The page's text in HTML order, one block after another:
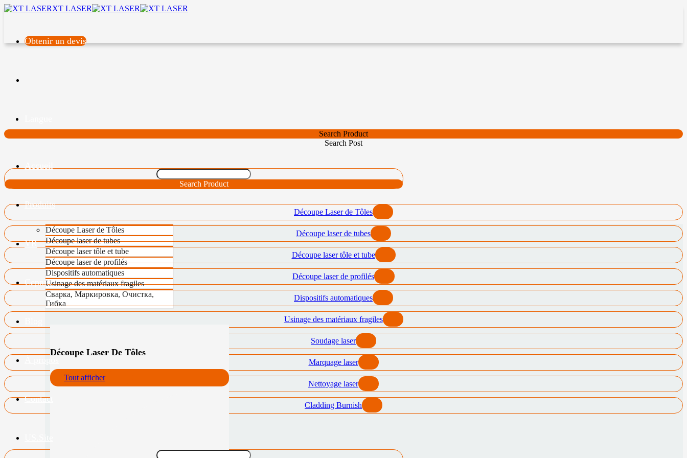
XT LASER
Obtenir un devis
Accueil
Produits
Découpe Laser de Tôles
Découpe laser de tubes
Découpe laser tôle et tube
Découpe laser de profilés
Dispositifs automatiques
Usinage des matériaux fragiles
Сварка, Маркировка, Очистка,
Гибка
Découpe Laser De Tôles
Tout afficher
VR
Сервис
Contact
Search Product
Search Post
Search Product
Découpe Laser de Tôles
Découpe laser de tubes
Découpe laser tôle et tube
Découpe laser de profilés
Dispositifs automatiques
Usinage des matériaux fragiles
Soudage laser
Marquage laser
Nettoyage laser
Cladding Burnish